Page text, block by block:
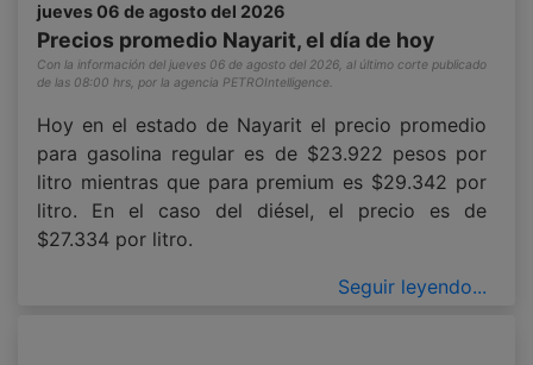
jueves 06 de agosto del 2026
Precios promedio Nayarit, el día de hoy
Con la información del jueves 06 de agosto del 2026, al último corte publicado
de las 08:00 hrs, por la agencia PETROIntelligence.
Hoy en el estado de Nayarit el precio promedio
para gasolina regular es de $23.922 pesos por
litro mientras que para premium es $29.342 por
litro. En el caso del diésel, el precio es de
$27.334 por litro.
Seguir leyendo...